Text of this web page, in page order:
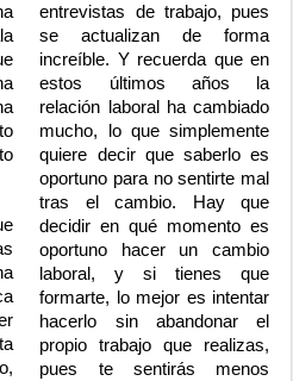
entrevistas de trabajo, pues
se actualizan de forma
increíble. Y recuerda que en
estos últimos años la
relación laboral ha cambiado
mucho, lo que simplemente
quiere decir que saberlo es
oportuno para no sentirte mal
tras el cambio. Hay que
decidir en qué momento es
oportuno hacer un cambio
laboral, y si tienes que
formarte, lo mejor es intentar
hacerlo sin abandonar el
propio trabajo que realizas,
pues te sentirás menos